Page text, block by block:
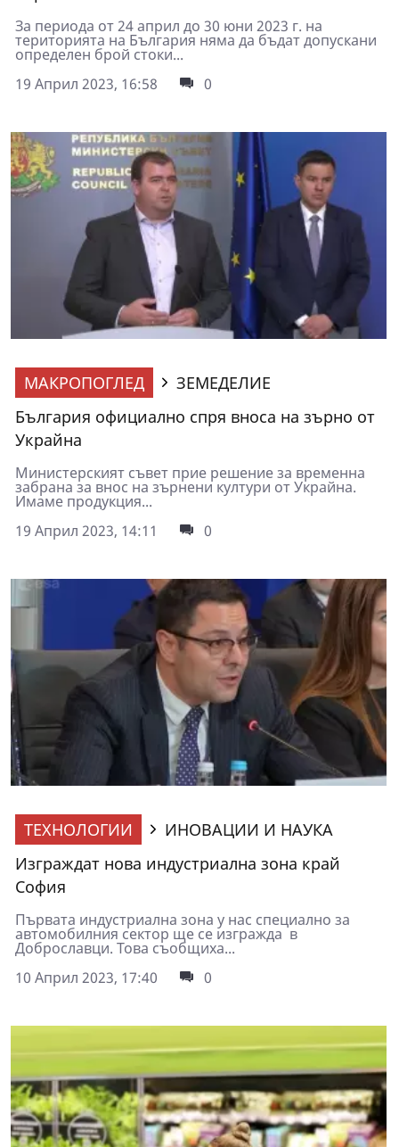
За периода от 24 април до 30 юни 2023 г. на
територията на България няма да бъдат допускани
определен брой стоки...
19 Април 2023, 16:58
0
МАКРОПОГЛЕД
ЗЕМЕДЕЛИЕ
България официално спря вноса на зърно от
Украйна
Министерският съвет прие решение за временна
забрана за внос на зърнени култури от Украйна.
Имаме продукция...
19 Април 2023, 14:11
0
ТЕХНОЛОГИИ
ИНОВАЦИИ И НАУКА
Изграждат нова индустриална зона край
София
Първата индустриална зона у нас специално за
автомобилния сектор ще се изгражда в
Доброславци. Това съобщиха...
10 Април 2023, 17:40
0